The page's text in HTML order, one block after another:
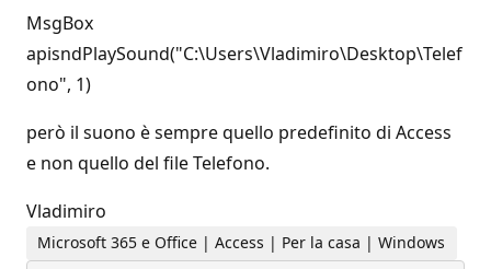
MsgBox
apisndPlaySound("C:\Users\Vladimiro\Desktop\Telef
ono", 1)
però il suono è sempre quello predefinito di Access
e non quello del file Telefono.
Vladimiro
Microsoft 365 e Office | Access | Per la casa | Windows